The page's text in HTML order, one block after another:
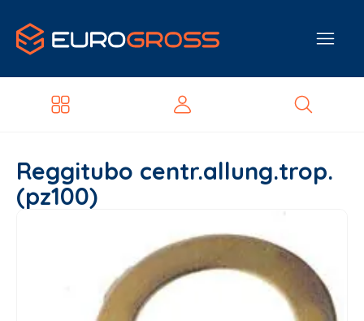
Reggitubo centr.allung.trop.
(pz100)